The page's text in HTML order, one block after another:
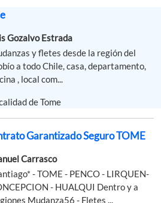
Gozalvo Estrada
y fletes desde la región del
a todo Chile, casa, departamento,
, local com...
de Tome
Garantizado Seguro TOME
Carrasco
- TOME - PENCO - LIRQUEN-
- HUALQUI Dentro y a
Mudanza56 - Fletes ...